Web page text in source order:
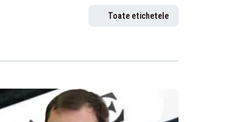
Toate etichetele